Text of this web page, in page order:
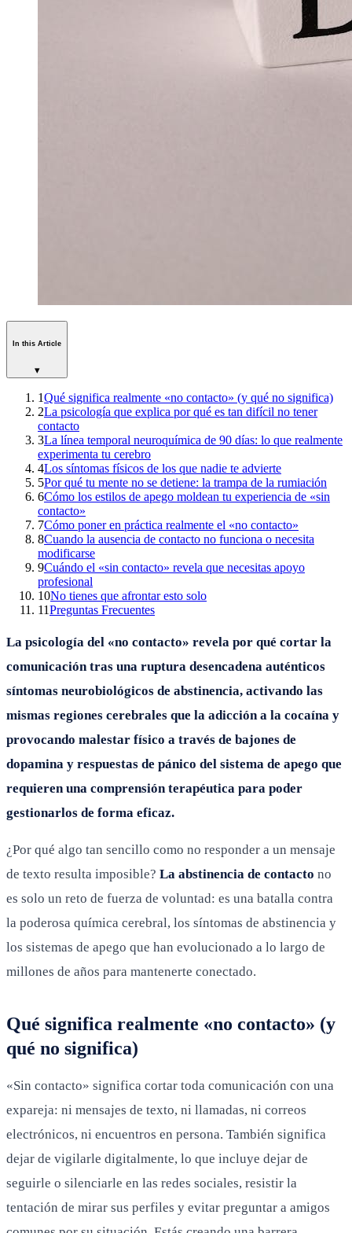
In this Article
▾
1Qué significa realmente «no contacto» (y qué no significa)
2La psicología que explica por qué es tan difícil no tener
contacto
3La línea temporal neuroquímica de 90 días: lo que realmente
experimenta tu cerebro
4Los síntomas físicos de los que nadie te advierte
5Por qué tu mente no se detiene: la trampa de la rumiación
6Cómo los estilos de apego moldean tu experiencia de «sin
contacto»
7Cómo poner en práctica realmente el «no contacto»
8Cuando la ausencia de contacto no funciona o necesita
modificarse
9Cuándo el «sin contacto» revela que necesitas apoyo
profesional
10No tienes que afrontar esto solo
11Preguntas Frecuentes
La psicología del «no contacto» revela por qué cortar la
comunicación tras una ruptura desencadena auténticos
síntomas neurobiológicos de abstinencia, activando las
mismas regiones cerebrales que la adicción a la cocaína y
provocando malestar físico a través de bajones de
dopamina y respuestas de pánico del sistema de apego que
requieren una comprensión terapéutica para poder
gestionarlos de forma eficaz.
¿Por qué algo tan sencillo como no responder a un mensaje
de texto resulta imposible? La abstinencia de contacto no
es solo un reto de fuerza de voluntad: es una batalla contra
la poderosa química cerebral, los síntomas de abstinencia y
los sistemas de apego que han evolucionado a lo largo de
millones de años para mantenerte conectado.
Qué significa realmente «no contacto» (y
qué no significa)
«Sin contacto» significa cortar toda comunicación con una
expareja: ni mensajes de texto, ni llamadas, ni correos
electrónicos, ni encuentros en persona. También significa
dejar de vigilarle digitalmente, lo que incluye dejar de
seguirle o silenciarle en las redes sociales, resistir la
tentación de mirar sus perfiles y evitar preguntar a amigos